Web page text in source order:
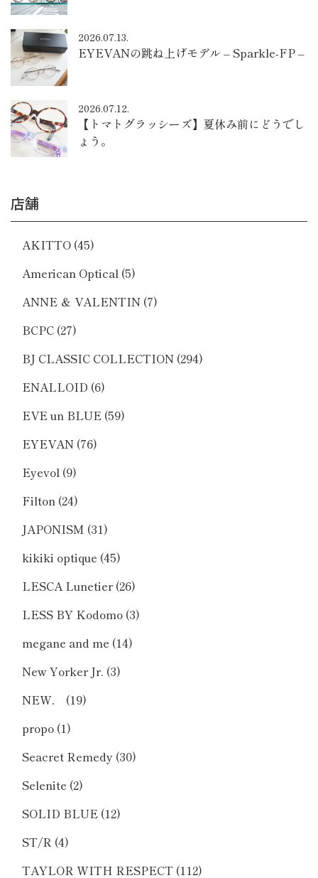
2026.07.13.
EYEVANの跳ね上げモデル – Sparkle-FP –
2026.07.12.
【トマトグラッシーズ】夏休み前にどうでし
ょう。
店舗
AKITTO (45)
American Optical (5)
ANNE ＆ VALENTIN (7)
BCPC (27)
BJ CLASSIC COLLECTION (294)
ENALLOID (6)
EVE un BLUE (59)
EYEVAN (76)
Eyevol (9)
Filton (24)
JAPONISM (31)
kikiki optique (45)
LESCA Lunetier(26)
LESS BY Kodomo (3)
megane and me (14)
New Yorker Jr. (3)
NEW．
(19)
propo (1)
Seacret Remedy (30)
Selenite (2)
SOLID BLUE (12)
ST/R (4)
TAYLOR WITH RESPECT (112)